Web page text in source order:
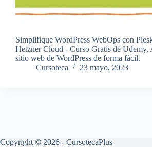
Simplifique WordPress WebOps con
Hetzner Cloud - Curso Gratis de Udemy.
sitio web de WordPress de forma fácil.
Cursoteca
23 mayo, 2023
Copyright © 2026 - CursotecaPlus